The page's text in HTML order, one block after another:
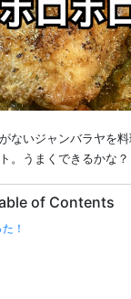
ないジャンバラヤを
。うまくできるかな？
of Contents
！